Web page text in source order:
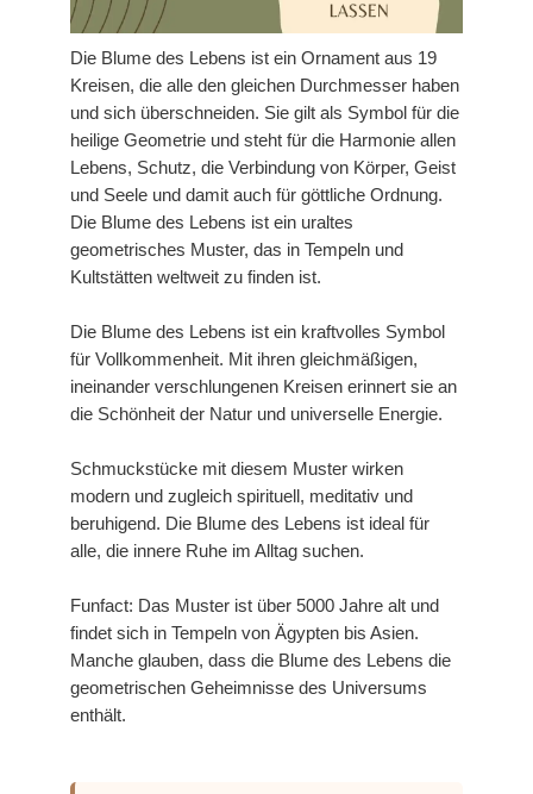
Die Blume des Lebens ist ein Ornament aus 19
Kreisen, die alle den gleichen Durchmesser haben
und sich überschneiden. Sie gilt als Symbol für die
heilige Geometrie und steht für die Harmonie allen
Lebens, Schutz, die Verbindung von Körper, Geist
und Seele und damit auch für göttliche Ordnung.
Die Blume des Lebens ist ein uraltes
geometrisches Muster, das in Tempeln und
Kultstätten weltweit zu finden ist.
Die Blume des Lebens ist ein kraftvolles Symbol
für Vollkommenheit. Mit ihren gleichmäßigen,
ineinander verschlungenen Kreisen erinnert sie an
die Schönheit der Natur und universelle Energie.
Schmuckstücke mit diesem Muster wirken
modern und zugleich spirituell, meditativ und
beruhigend. Die Blume des Lebens ist ideal für
alle, die innere Ruhe im Alltag suchen.
Funfact: Das Muster ist über 5000 Jahre alt und
findet sich in Tempeln von Ägypten bis Asien.
Manche glauben, dass die Blume des Lebens die
geometrischen Geheimnisse des Universums
enthält.